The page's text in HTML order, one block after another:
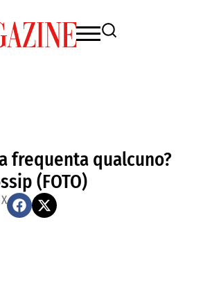
frequenta qualcuno?
(FOTO)
X